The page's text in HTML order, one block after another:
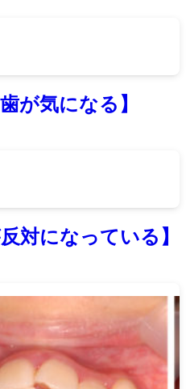
が気になる】
対になっている】